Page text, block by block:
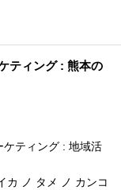
ティング : 熊本の
ケティング : 地域活
カ ノ タメ ノ カンコ